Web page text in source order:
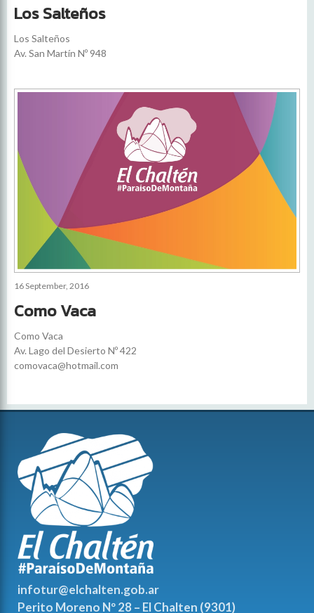
Los Salteños
Los Salteños
Av. San Martín Nº 948
16 September, 2016
Como Vaca
Como Vaca
Av. Lago del Desierto Nº 422
comovaca@hotmail.com
infotur@elchalten.gob.ar
Perito Moreno Nº 28 – El Chalten (9301)